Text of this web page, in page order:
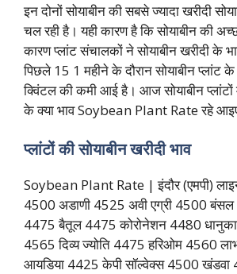
इन दोनों सोयाबीन की सबसे ज्यादा खरीदी
चल रही है। यही कारण है कि सोयाबीन की
कारण प्लांट संचालकों ने सोयाबीन खरीदी के
पिछले 15 1 महीने के दौरान सोयाबीन प्लांट
क्विंटल की कमी आई है। आज सोयाबीन प्लांटों
के क्या भाव Soybean Plant Rate रहे
प्लांटों की सोयाबीन खरीदी भाव
Soybean Plant Rate | इंदौर (एमपी)
4500 अडाणी 4525 अवी एग्री 4500
4475 बैतूल 4475 कोरोनेशन 4480
4565 दिव्य ज्योति 4475 हरिओम 4560
आयडिया 4425 केपी सॉल्वेक्स 4500 खंडवा